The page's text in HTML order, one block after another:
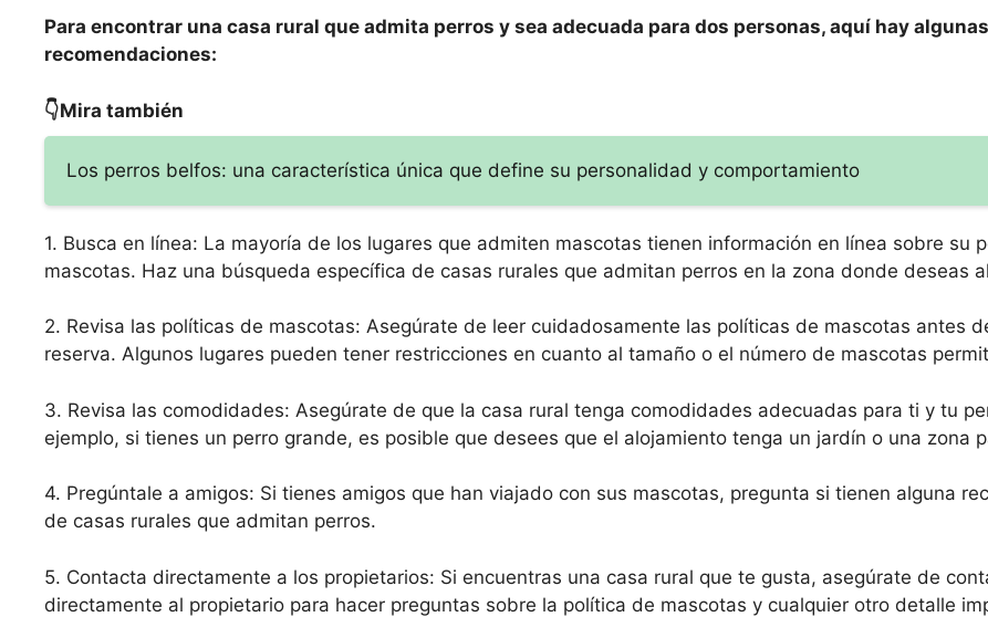
Para encontrar una casa rural que admita perros y sea adecuada para dos personas, aquí hay algunas
recomendaciones:
👇Mira también
Los perros belfos: una característica única que define su personalidad y comportamiento
1. Busca en línea: La mayoría de los lugares que admiten mascotas tienen información en línea sobre su
mascotas. Haz una búsqueda específica de casas rurales que admitan perros en la zona donde deseas
2. Revisa las políticas de mascotas: Asegúrate de leer cuidadosamente las políticas de mascotas antes
reserva. Algunos lugares pueden tener restricciones en cuanto al tamaño o el número de mascotas
3. Revisa las comodidades: Asegúrate de que la casa rural tenga comodidades adecuadas para ti y tu
ejemplo, si tienes un perro grande, es posible que desees que el alojamiento tenga un jardín o una zona
4. Pregúntale a amigos: Si tienes amigos que han viajado con sus mascotas, pregunta si tienen alguna
de casas rurales que admitan perros.
5. Contacta directamente a los propietarios: Si encuentras una casa rural que te gusta, asegúrate de
directamente al propietario para hacer preguntas sobre la política de mascotas y cualquier otro detalle